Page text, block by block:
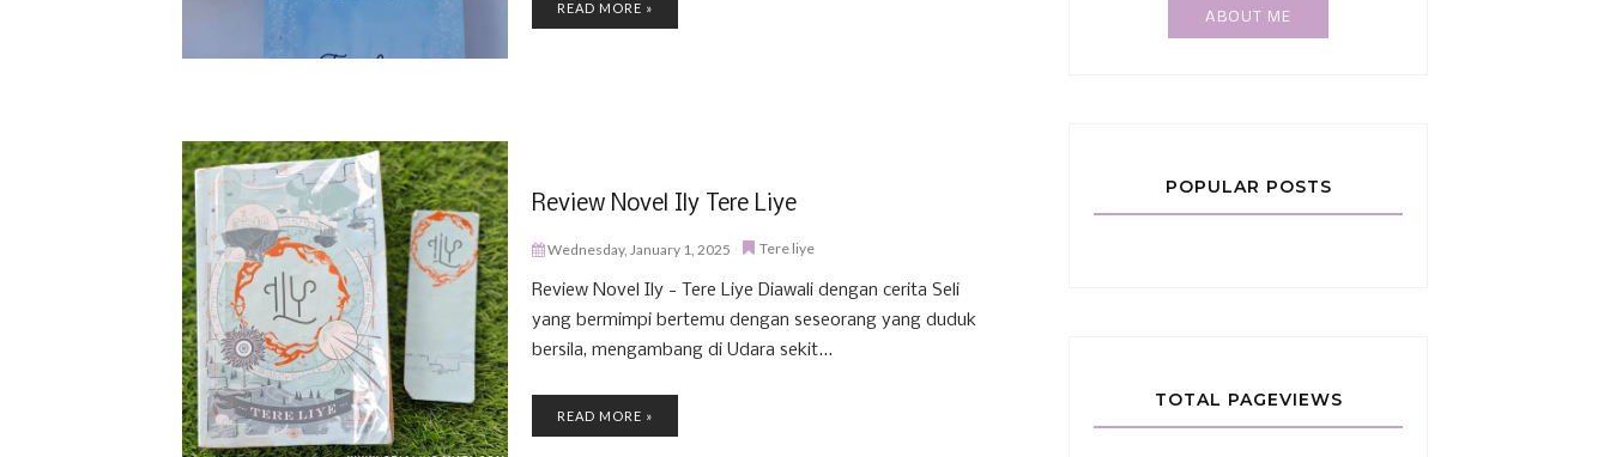
READ MORE »
Review Novel Ily Tere Liye
Wednesday, January 1, 2025 Tere liye
Review Novel Ily - Tere Liye Diawali dengan cerita Seli
yang bermimpi bertemu dengan seseorang yang duduk
bersila, mengambang di Udara sekit...
READ MORE »
ABOUT ME
POPULAR POSTS
TOTAL PAGEVIEWS